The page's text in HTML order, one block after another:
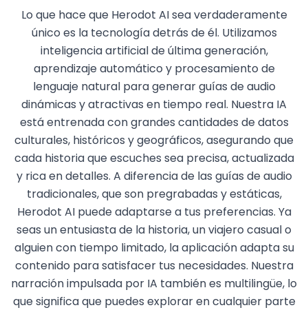
Lo que hace que Herodot AI sea verdaderamente
único es la tecnología detrás de él. Utilizamos
inteligencia artificial de última generación,
aprendizaje automático y procesamiento de
lenguaje natural para generar guías de audio
dinámicas y atractivas en tiempo real. Nuestra IA
está entrenada con grandes cantidades de datos
culturales, históricos y geográficos, asegurando que
cada historia que escuches sea precisa, actualizada
y rica en detalles. A diferencia de las guías de audio
tradicionales, que son pregrabadas y estáticas,
Herodot AI puede adaptarse a tus preferencias. Ya
seas un entusiasta de la historia, un viajero casual o
alguien con tiempo limitado, la aplicación adapta su
contenido para satisfacer tus necesidades. Nuestra
narración impulsada por IA también es multilingüe, lo
que significa que puedes explorar en cualquier parte